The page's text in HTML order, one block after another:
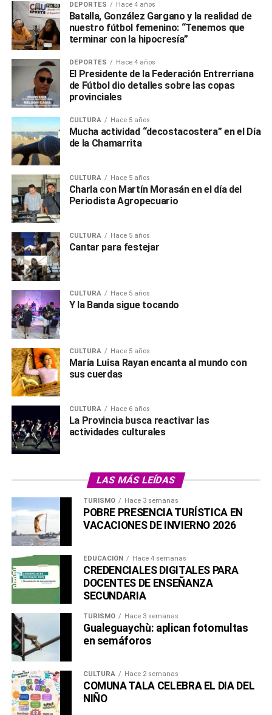
DEPORTES Hace 4 años
Batalla, González Gargano y la realidad de
nuestro fútbol femenino: “Tenemos que
terminar con la hipocresía”
DEPORTES Hace 4 años
El Presidente de la Federación Entrerriana
de Fútbol dio detalles sobre las copas
provinciales
CULTURA Hace 5 años
Mucha actividad “decostacostera” en el Día
de la Chamarrita
CULTURA Hace 5 años
Charla con Martín Morasán en el día del
Periodista Agropecuario
CULTURA Hace 5 años
Cantar para festejar
CULTURA Hace 5 años
Y la Banda sigue tocando
CULTURA Hace 5 años
María Luisa Rayan encanta al mundo con
sus cuerdas
CULTURA Hace 6 años
La Provincia busca reactivar las
actividades culturales
LAS MÁS LEÍDAS
TURISMO Hace 3 semanas
POBRE PRESENCIA TURÍSTICA EN
VACACIONES DE INVIERNO 2026
EDUCACIÓN Hace 4 semanas
CREDENCIALES DIGITALES PARA
DOCENTES DE ENSEÑANZA
SECUNDARIA
TURISMO Hace 3 semanas
Gualeguaychù: aplican fotomultas
en semáforos
CULTURA Hace 2 semanas
COMUNA TALA CELEBRA EL DIA DEL
NIÑO